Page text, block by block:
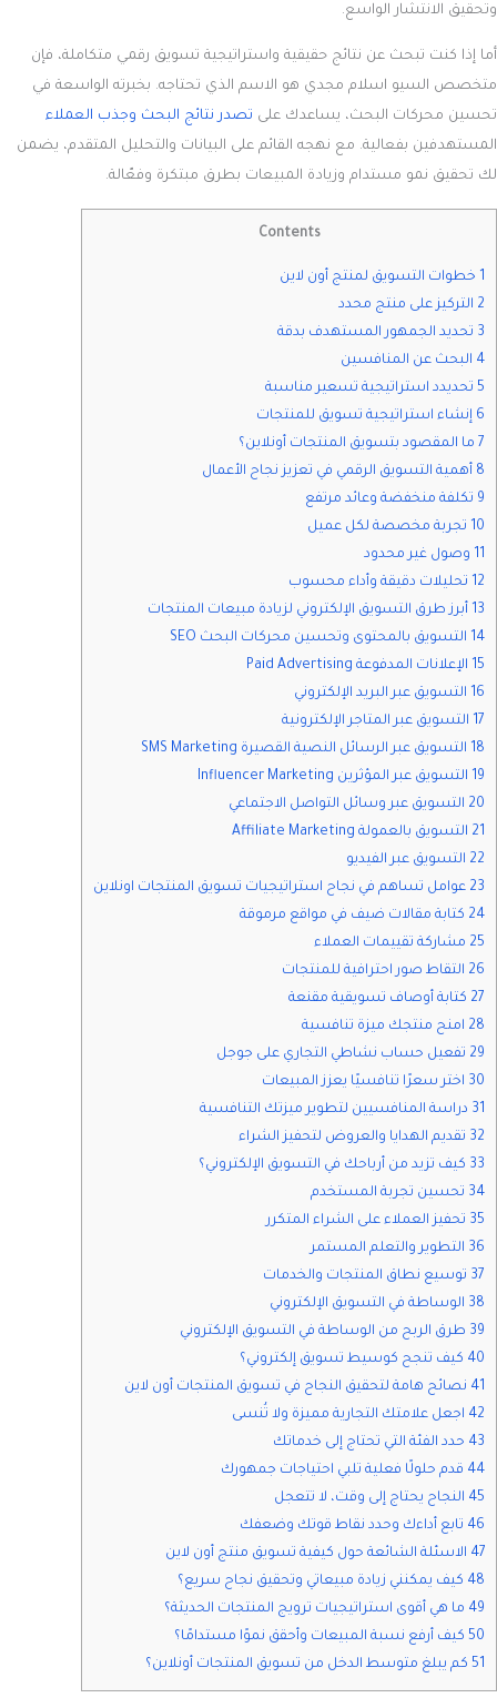
وتحقيق الانتشار الواسع.
أما إذا كنت تبحث عن نتائج حقيقية واستراتيجية تسويق رقمي متكاملة، فإن
متخصص السيو اسلام مجدي هو الاسم الذي تحتاجه. بخبرته الواسعة في
تحسين محركات البحث، يساعدك على تصدر نتائج البحث وجذب العملاء
المستهدفين بفعالية. مع نهجه القائم على البيانات والتحليل المتقدم، يضمن
لك تحقيق نمو مستدام وزيادة المبيعات بطرق مبتكرة وفعّالة.
Contents
1 خطوات التسويق لمنتج أون لاين
2 التركيز على منتج محدد
3 تحديد الجمهور المستهدف بدقة
4 البحث عن المنافسين
5 تحديدد استراتيجية تسعير مناسبة
6 إنشاء استراتيجية تسويق للمنتجات
7 ما المقصود بتسويق المنتجات أونلاين؟
8 أهمية التسويق الرقمي في تعزيز نجاح الأعمال
9 تكلفة منخفضة وعائد مرتفع
10 تجربة مخصصة لكل عميل
11 وصول غير محدود
12 تحليلات دقيقة وأداء محسوب
13 أبرز طرق التسويق الإلكتروني لزيادة مبيعات المنتجات
14 التسويق بالمحتوى وتحسين محركات البحث SEO
15 الإعلانات المدفوعة Paid Advertising
16 التسويق عبر البريد الإلكتروني
17 التسويق عبر المتاجر الإلكترونية
18 التسويق عبر الرسائل النصية القصيرة SMS Marketing
19 التسويق عبر المؤثرين Influencer Marketing
20 التسويق عبر وسائل التواصل الاجتماعي
21 التسويق بالعمولة Affiliate Marketing
22 التسويق عبر الفيديو
23 عوامل تساهم في نجاح استراتيجيات تسويق المنتجات اونلاين
24 كتابة مقالات ضيف في مواقع مرموقة
25 مشاركة تقييمات العملاء
26 التقاط صور احترافية للمنتجات
27 كتابة أوصاف تسويقية مقنعة
28 امنح منتجك ميزة تنافسية
29 تفعيل حساب نشاطي التجاري على جوجل
30 اختر سعرًا تنافسيًا يعزز المبيعات
31 دراسة المنافسيين لتطوير ميزتك التنافسية
32 تقديم الهدايا والعروض لتحفيز الشراء
33 كيف تزيد من أرباحك في التسويق الإلكتروني؟
34 تحسين تجربة المستخدم
35 تحفيز العملاء على الشراء المتكرر
36 التطوير والتعلم المستمر
37 توسيع نطاق المنتجات والخدمات
38 الوساطة في التسويق الإلكتروني
39 طرق الربح من الوساطة في التسويق الإلكتروني
40 كيف تنجح كوسيط تسويق إلكتروني؟
41 نصائح هامة لتحقيق النجاح في تسويق المنتجات أون لاين
42 اجعل علامتك التجارية مميزة ولا تُنسى
43 حدد الفئة التي تحتاج إلى خدماتك
44 قدم حلولًا فعلية تلبي احتياجات جمهورك
45 النجاح يحتاج إلى وقت، لا تتعجل
46 تابع أداءك وحدد نقاط قوتك وضعفك
47 الاسئلة الشائعة حول كيفية تسويق منتج أون لاين
48 كيف يمكنني زيادة مبيعاتي وتحقيق نجاح سريع؟
49 ما هي أقوى استراتيجيات ترويج المنتجات الحديثة؟
50 كيف أرفع نسبة المبيعات وأحقق نموًا مستدامًا؟
51 كم يبلغ متوسط الدخل من تسويق المنتجات أونلاين؟